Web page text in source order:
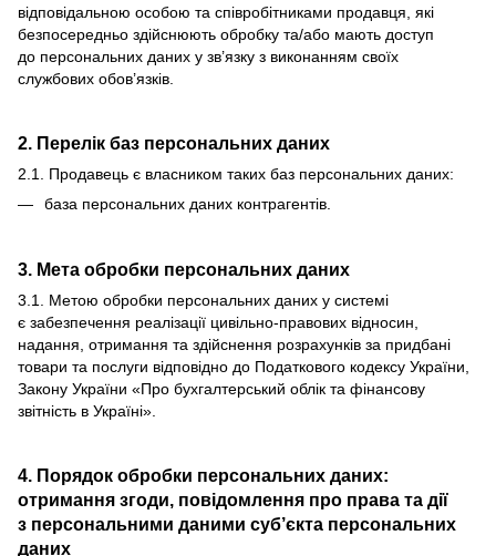
відповідальною особою та співробітниками продавця, які
безпосередньо здійснюють обробку та/або мають доступ
до персональних даних у зв’язку з виконанням своїх
службових обов’язків.
2. Перелік баз персональних даних
2.1. Продавець є власником таких баз персональних даних:
база персональних даних контрагентів.
3. Мета обробки персональних даних
3.1. Метою обробки персональних даних у системі
є забезпечення реалізації цивільно-правових відносин,
надання, отримання та здійснення розрахунків за придбані
товари та послуги відповідно до Податкового кодексу України,
Закону України «Про бухгалтерський облік та фінансову
звітність в Україні».
4. Порядок обробки персональних даних:
отримання згоди, повідомлення про права та дії
з персональними даними суб’єкта персональних
даних